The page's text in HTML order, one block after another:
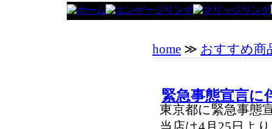
home ≫ おすすめ商
緊急事態宣言に
東京都に緊急事態